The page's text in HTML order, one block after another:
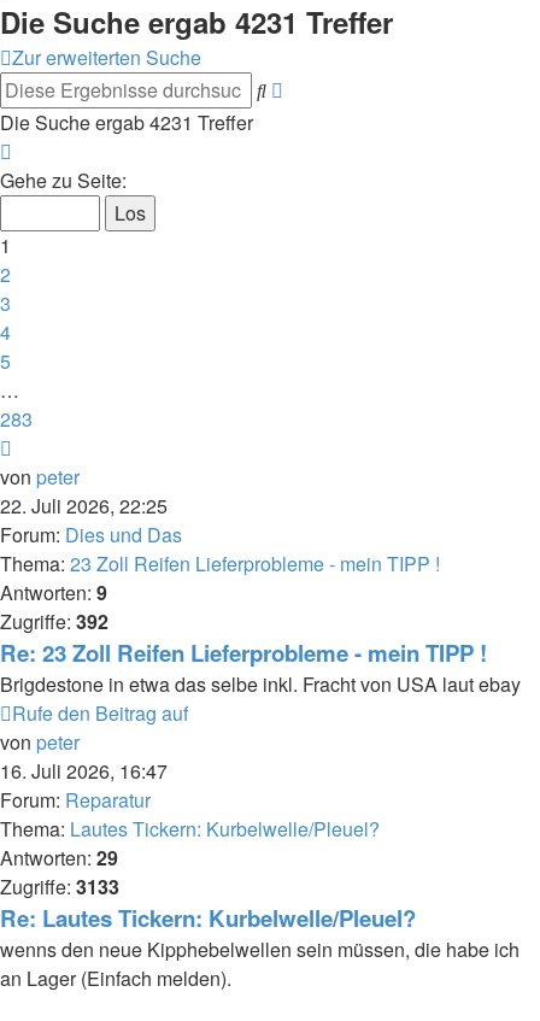
Die Suche ergab 4231 Treffer
Zur erweiterten Suche
Suche
Die Suche ergab 4231 Treffer
1
283
Gehe zu Seite:
1
2
3
4
5
…
283
von peter
22. Juli 2026, 22:25
Forum: Dies und Das
Thema: 23 Zoll Reifen Lieferprobleme - mein TIPP !
Antworten: 9
Zugriffe: 392
Re: 23 Zoll Reifen Lieferprobleme - mein TIPP !
Brigdestone in etwa das selbe inkl. Fracht von USA laut ebay
Rufe den Beitrag auf
von peter
16. Juli 2026, 16:47
Forum: Reparatur
Thema: Lautes Tickern: Kurbelwelle/Pleuel?
Antworten: 29
Zugriffe: 3133
Re: Lautes Tickern: Kurbelwelle/Pleuel?
wenns den neue Kipphebelwellen sein müssen, die habe ich
an Lager (Einfach melden).